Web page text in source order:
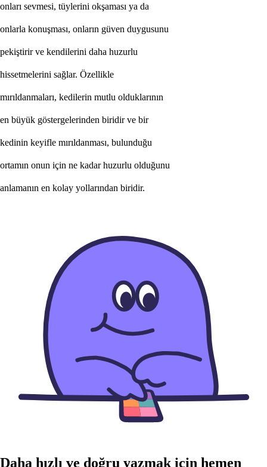
onları sevmesi, tüylerini okşaması ya da
onlarla konuşması, onların güven duygusunu
pekiştirir ve kendilerini daha huzurlu
hissetmelerini sağlar. Özellikle
mırıldanmaları, kedilerin mutlu olduklarının
en büyük göstergelerinden biridir ve bir
kedinin keyifle mırıldanması, bulunduğu
ortamın onun için ne kadar huzurlu olduğunu
anlamanın en kolay yollarından biridir.
Daha hızlı ve doğru yazmak için hemen